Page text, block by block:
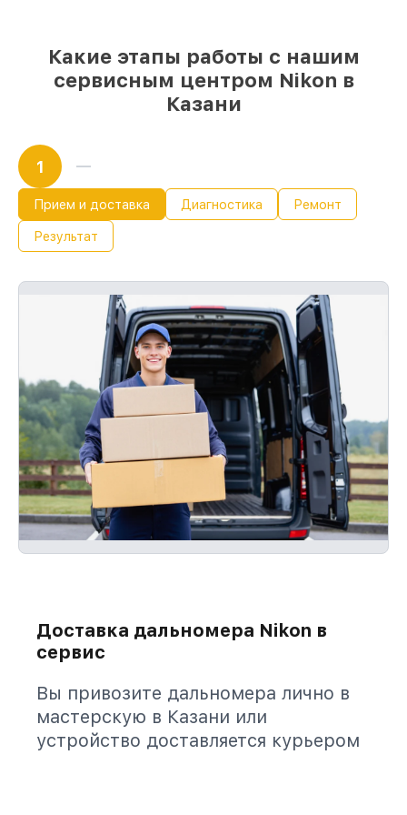
Какие этапы работы с нашим
сервисным центром Nikon в
Казани
1
Прием и доставка Диагностика Ремонт
Результат
Доставка дальномера Nikon в
сервис
Вы привозите дальномера лично в
мастерскую в Казани или
устройство доставляется курьером